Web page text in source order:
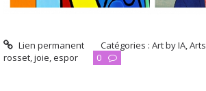
Lien permanent Catégories :Art by IA,Arts
rosset,joie,espor 0